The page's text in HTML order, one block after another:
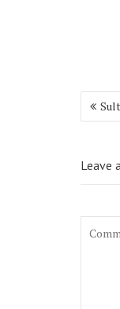
Yazı
Leave